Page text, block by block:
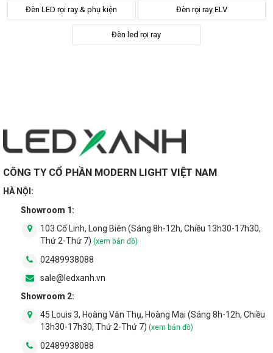
Đèn LED rọi ray & phụ kiện Đèn rọi ray ELV
Đèn led rọi ray
CÔNG TY CỔ PHẦN MODERN LIGHT VIỆT NAM
HÀ NỘI:
Showroom 1:
103 Cổ Linh, Long Biên (Sáng 8h-12h, Chiều 13h30-17h30,
Thứ 2-Thứ 7) (xem bản đồ)
02489938088
sale@ledxanh.vn
Showroom 2:
45 Louis 3, Hoàng Văn Thụ, Hoàng Mai (Sáng 8h-12h, Chiều
13h30-17h30, Thứ 2-Thứ 7) (xem bản đồ)
02489938088